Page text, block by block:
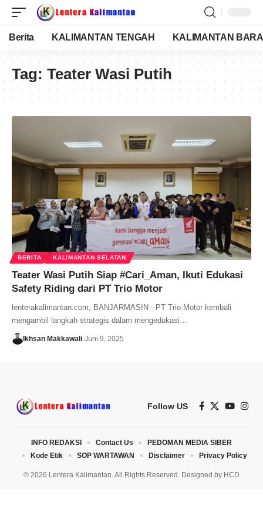
Berita KALIMANTAN TENGAH KALIMANTAN
Tag: Teater Wasi Putih
BERITA KALIMANTAN SELATAN
Teater Wasi Putih Siap #Cari_Aman, Ikuti Edukasi
Safety Riding dari PT Trio Motor
lenterakalimantan.com, BANJARMASIN - PT Trio Motor kembali
mengambil langkah strategis dalam mengedukasi…
Ikhsan Makkawali Juni 9, 2025
Follow US
© 2026 Lentera Kalimantan. All Rights Reserved. Designed by HCD
INFO REDAKSI Contact Us
PEDOMAN MEDIA SIBER
Kode Etik
SOP WARTAWAN Disclaimer Privacy Policy